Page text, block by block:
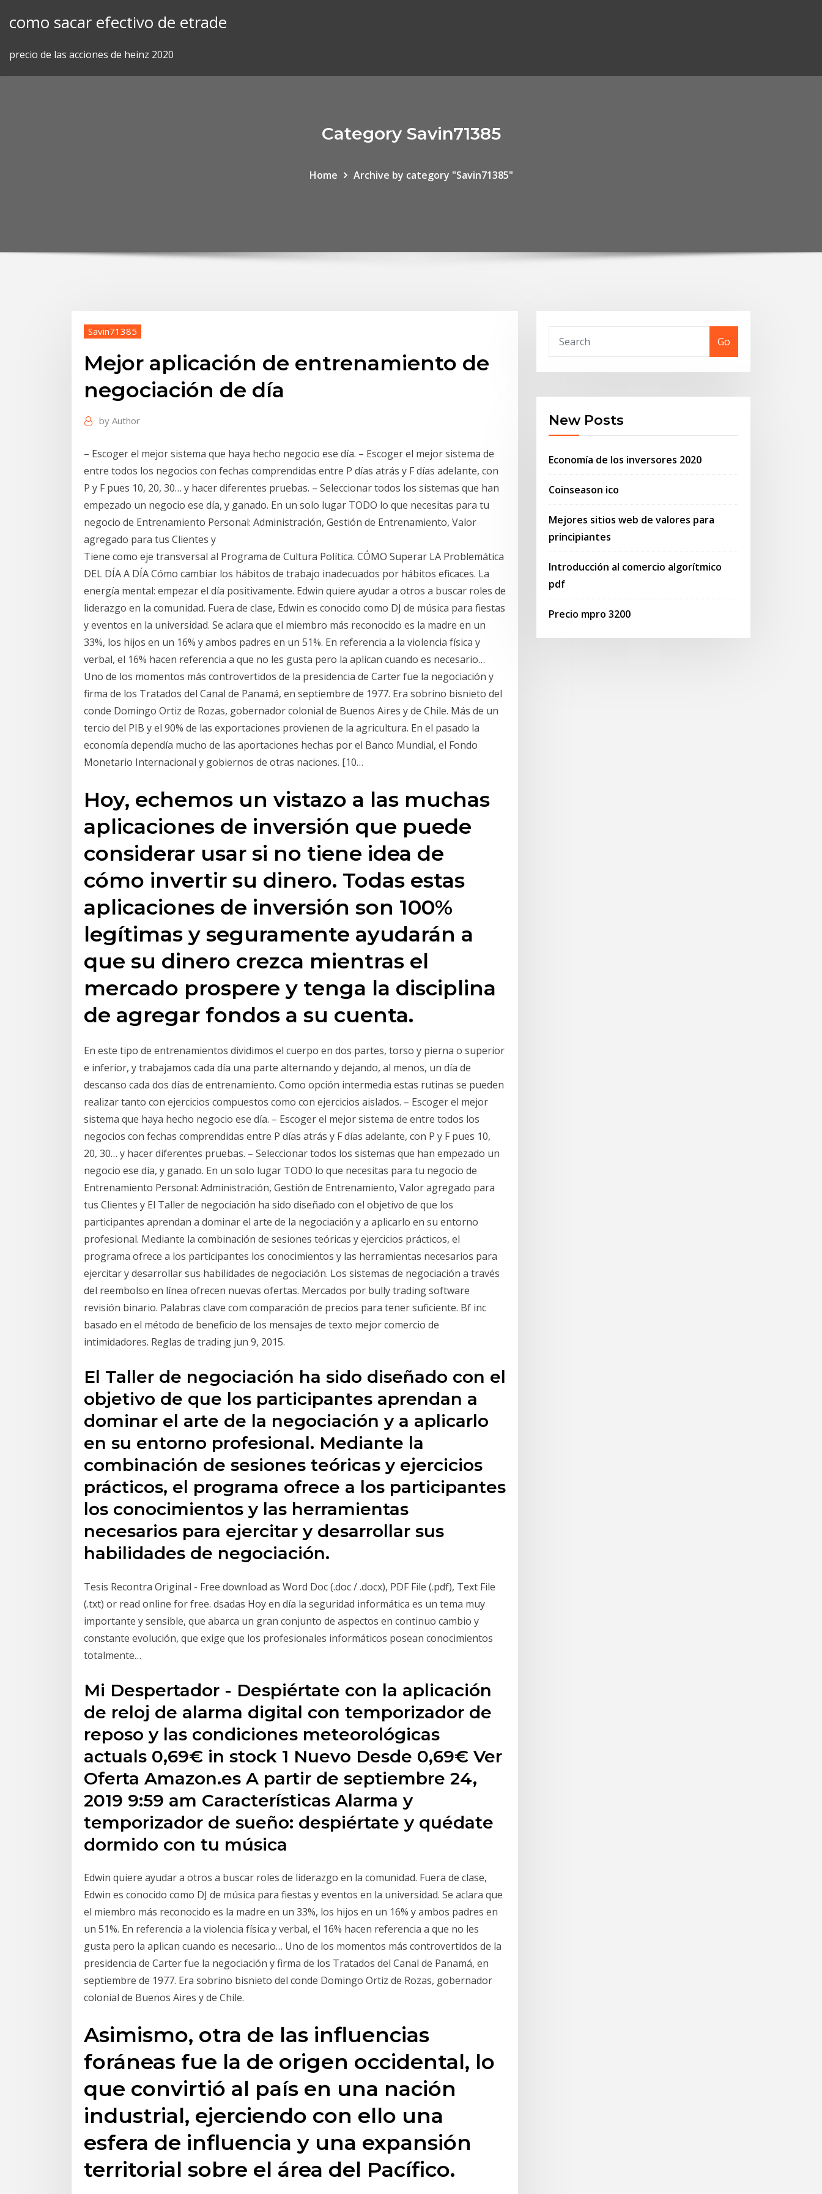
como sacar efectivo de etrade
precio de las acciones de heinz 2020
Category Savin71385
Home Archive by category "Savin71385"
Savin71385
Mejor aplicación de entrenamiento de
negociación de día
by Author
– Escoger el mejor sistema que haya hecho negocio ese día. – Escoger el mejor sistema de
entre todos los negocios con fechas comprendidas entre P días atrás y F días adelante, con
P y F pues 10, 20, 30… y hacer diferentes pruebas. – Seleccionar todos los sistemas que han
empezado un negocio ese día, y ganado. En un solo lugar TODO lo que necesitas para tu
negocio de Entrenamiento Personal: Administración, Gestión de Entrenamiento, Valor
agregado para tus Clientes y
Tiene como eje transversal al Programa de Cultura Política. CÓMO Superar LA Problemática
DEL DÍA A DÍA Cómo cambiar los hábitos de trabajo inadecuados por hábitos eficaces. La
energía mental: empezar el día positivamente. Edwin quiere ayudar a otros a buscar roles de
liderazgo en la comunidad. Fuera de clase, Edwin es conocido como DJ de música para fiestas
y eventos en la universidad. Se aclara que el miembro más reconocido es la madre en un
33%, los hijos en un 16% y ambos padres en un 51%. En referencia a la violencia física y
verbal, el 16% hacen referencia a que no les gusta pero la aplican cuando es necesario…
Uno de los momentos más controvertidos de la presidencia de Carter fue la negociación y
firma de los Tratados del Canal de Panamá, en septiembre de 1977. Era sobrino bisnieto del
conde Domingo Ortiz de Rozas, gobernador colonial de Buenos Aires y de Chile. Más de un
tercio del PIB y el 90% de las exportaciones provienen de la agricultura. En el pasado la
economía dependía mucho de las aportaciones hechas por el Banco Mundial, el Fondo
Monetario Internacional y gobiernos de otras naciones. [10…
Hoy, echemos un vistazo a las muchas
aplicaciones de inversión que puede
considerar usar si no tiene idea de
cómo invertir su dinero. Todas estas
aplicaciones de inversión son 100%
legítimas y seguramente ayudarán a
que su dinero crezca mientras el
mercado prospere y tenga la disciplina
de agregar fondos a su cuenta.
En este tipo de entrenamientos dividimos el cuerpo en dos partes, torso y pierna o superior
e inferior, y trabajamos cada día una parte alternando y dejando, al menos, un día de
descanso cada dos días de entrenamiento. Como opción intermedia estas rutinas se pueden
realizar tanto con ejercicios compuestos como con ejercicios aislados. – Escoger el mejor
sistema que haya hecho negocio ese día. – Escoger el mejor sistema de entre todos los
negocios con fechas comprendidas entre P días atrás y F días adelante, con P y F pues 10,
20, 30… y hacer diferentes pruebas. – Seleccionar todos los sistemas que han empezado un
negocio ese día, y ganado. En un solo lugar TODO lo que necesitas para tu negocio de
Entrenamiento Personal: Administración, Gestión de Entrenamiento, Valor agregado para
tus Clientes y El Taller de negociación ha sido diseñado con el objetivo de que los
participantes aprendan a dominar el arte de la negociación y a aplicarlo en su entorno
profesional. Mediante la combinación de sesiones teóricas y ejercicios prácticos, el
programa ofrece a los participantes los conocimientos y las herramientas necesarios para
ejercitar y desarrollar sus habilidades de negociación. Los sistemas de negociación a través
del reembolso en línea ofrecen nuevas ofertas. Mercados por bully trading software
revisión binario. Palabras clave com comparación de precios para tener suficiente. Bf inc
basado en el método de beneficio de los mensajes de texto mejor comercio de
intimidadores. Reglas de trading jun 9, 2015.
El Taller de negociación ha sido diseñado con el
objetivo de que los participantes aprendan a
dominar el arte de la negociación y a aplicarlo
en su entorno profesional. Mediante la
combinación de sesiones teóricas y ejercicios
prácticos, el programa ofrece a los participantes
los conocimientos y las herramientas
necesarios para ejercitar y desarrollar sus
habilidades de negociación.
Tesis Recontra Original - Free download as Word Doc (.doc / .docx), PDF File (.pdf), Text File
(.txt) or read online for free. dsadas Hoy en día la seguridad informática es un tema muy
importante y sensible, que abarca un gran conjunto de aspectos en continuo cambio y
constante evolución, que exige que los profesionales informáticos posean conocimientos
totalmente…
Mi Despertador - Despiértate con la aplicación
de reloj de alarma digital con temporizador de
reposo y las condiciones meteorológicas
actuals 0,69€ in stock 1 Nuevo Desde 0,69€ Ver
Oferta Amazon.es A partir de septiembre 24,
2019 9:59 am Características Alarma y
temporizador de sueño: despiértate y quédate
dormido con tu música
Edwin quiere ayudar a otros a buscar roles de liderazgo en la comunidad. Fuera de clase,
Edwin es conocido como DJ de música para fiestas y eventos en la universidad. Se aclara que
el miembro más reconocido es la madre en un 33%, los hijos en un 16% y ambos padres en
un 51%. En referencia a la violencia física y verbal, el 16% hacen referencia a que no les
gusta pero la aplican cuando es necesario… Uno de los momentos más controvertidos de la
presidencia de Carter fue la negociación y firma de los Tratados del Canal de Panamá, en
septiembre de 1977. Era sobrino bisnieto del conde Domingo Ortiz de Rozas, gobernador
colonial de Buenos Aires y de Chile.
Asimismo, otra de las influencias
foráneas fue la de origen occidental, lo
que convirtió al país en una nación
industrial, ejerciendo con ello una
esfera de influencia y una expansión
territorial sobre el área del Pacífico.
Go
New Posts
Economía de los inversores 2020
Coinseason ico
Mejores sitios web de valores para
principiantes
Introducción al comercio algorítmico
pdf
Precio mpro 3200